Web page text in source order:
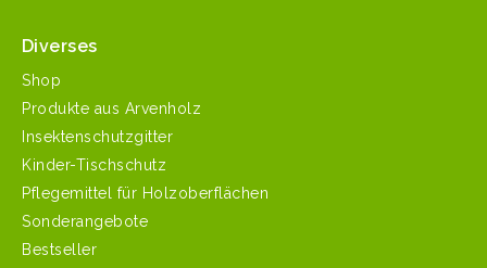
Diverses
Shop
Produkte aus Arvenholz
Insektenschutzgitter
Kinder-Tischschutz
Pflegemittel für Holzoberflächen
Sonderangebote
Bestseller